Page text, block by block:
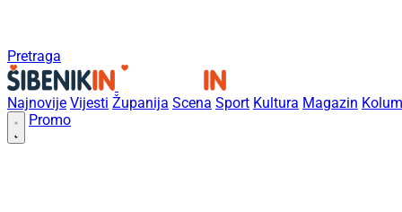
Pretraga
Najnovije Vijesti Županija Scena Sport Kultura Magazin
Promo